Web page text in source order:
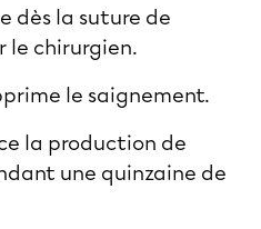
dès la suture de
le chirurgien.
le saignement.
la production de
une quinzaine de